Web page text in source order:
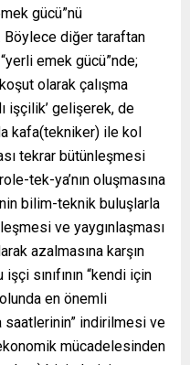
gücü”nü
Böylece diğer taraftan
emek gücü”nde;
olarak çalışma
işçilik’ gelişerek, de
kafa(tekniker) ile kol
tekrar bütünleşmesi
tek-ya’nın oluşmasına
bilim-teknik buluşlarla
ve yaygınlaşması
azalmasına karşın
sınıfının “kendi için
en önemli
saatlerinin” indirilmesi ve
mücadelesinden